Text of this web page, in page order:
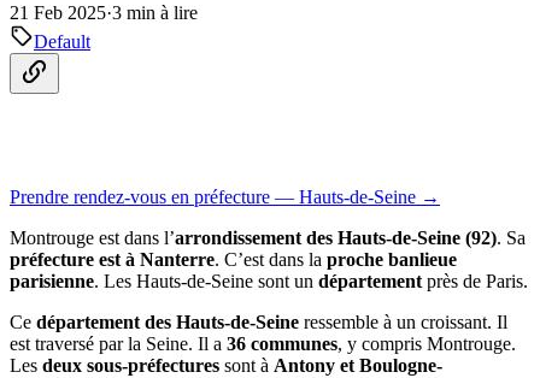
21 Feb 2025·3 min à lire
Default
Prendre rendez-vous en préfecture — Hauts-de-Seine →
Montrouge est dans l’arrondissement des Hauts-de-Seine (92). Sa
préfecture est à Nanterre. C’est dans la proche banlieue
parisienne. Les Hauts-de-Seine sont un département près de Paris.
Ce département des Hauts-de-Seine ressemble à un croissant. Il
est traversé par la Seine. Il a 36 communes, y compris Montrouge.
Les deux sous-préfectures sont à Antony et Boulogne-